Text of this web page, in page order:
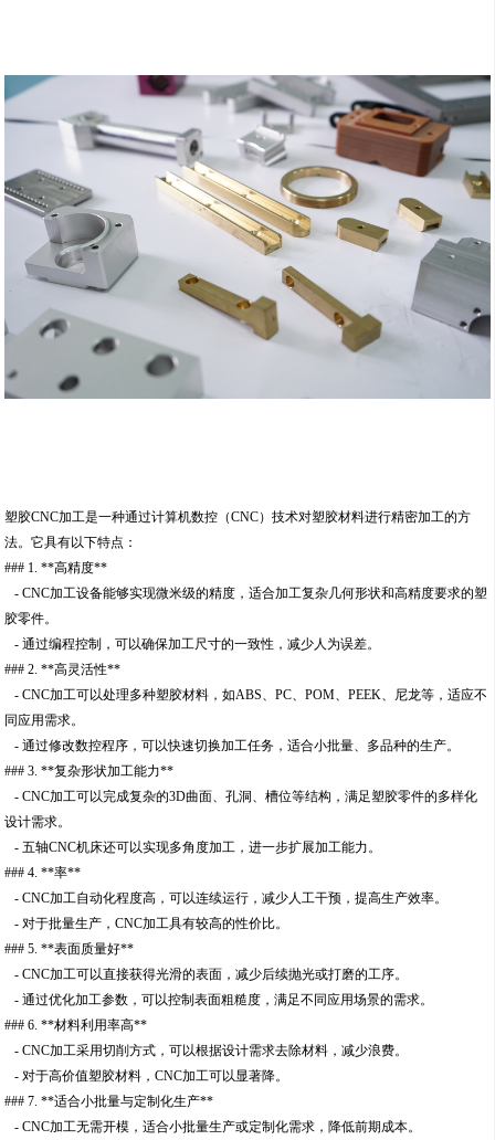
塑胶CNC加工是一种通过计算机数控（CNC）技术对塑胶材料进行精密加工的方
法。它具有以下特点：
### 1. **高精度**
- CNC加工设备能够实现微米级的精度，适合加工复杂几何形状和高精度要求的塑
胶零件。
- 通过编程控制，可以确保加工尺寸的一致性，减少人为误差。
### 2. **高灵活性**
- CNC加工可以处理多种塑胶材料，如ABS、PC、POM、PEEK、尼龙等，适应不
同应用需求。
- 通过修改数控程序，可以快速切换加工任务，适合小批量、多品种的生产。
### 3. **复杂形状加工能力**
- CNC加工可以完成复杂的3D曲面、孔洞、槽位等结构，满足塑胶零件的多样化
设计需求。
- 五轴CNC机床还可以实现多角度加工，进一步扩展加工能力。
### 4. **率**
- CNC加工自动化程度高，可以连续运行，减少人工干预，提高生产效率。
- 对于批量生产，CNC加工具有较高的性价比。
### 5. **表面质量好**
- CNC加工可以直接获得光滑的表面，减少后续抛光或打磨的工序。
- 通过优化加工参数，可以控制表面粗糙度，满足不同应用场景的需求。
### 6. **材料利用率高**
- CNC加工采用切削方式，可以根据设计需求去除材料，减少浪费。
- 对于高价值塑胶材料，CNC加工可以显著降。
### 7. **适合小批量与定制化生产**
- CNC加工无需开模，适合小批量生产或定制化需求，降低前期成本。